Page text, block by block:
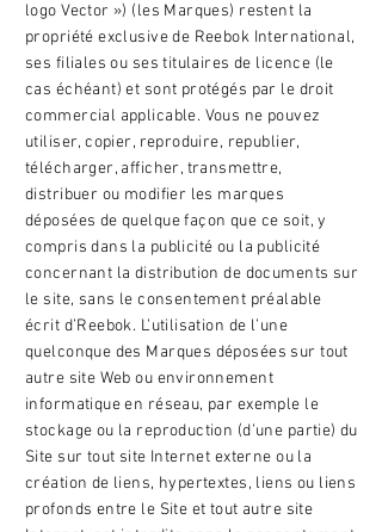
logo Vector ») (les Marques) restent la
propriété exclusive de Reebok International,
ses filiales ou ses titulaires de licence (le
cas échéant) et sont protégés par le droit
commercial applicable. Vous ne pouvez
utiliser, copier, reproduire, republier,
télécharger, afficher, transmettre,
distribuer ou modifier les marques
déposées de quelque façon que ce soit, y
compris dans la publicité ou la publicité
concernant la distribution de documents sur
le site, sans le consentement préalable
écrit d’Reebok. L’utilisation de l’une
quelconque des Marques déposées sur tout
autre site Web ou environnement
informatique en réseau, par exemple le
stockage ou la reproduction (d’une partie) du
Site sur tout site Internet externe ou la
création de liens, hypertextes, liens ou liens
profonds entre le Site et tout autre site